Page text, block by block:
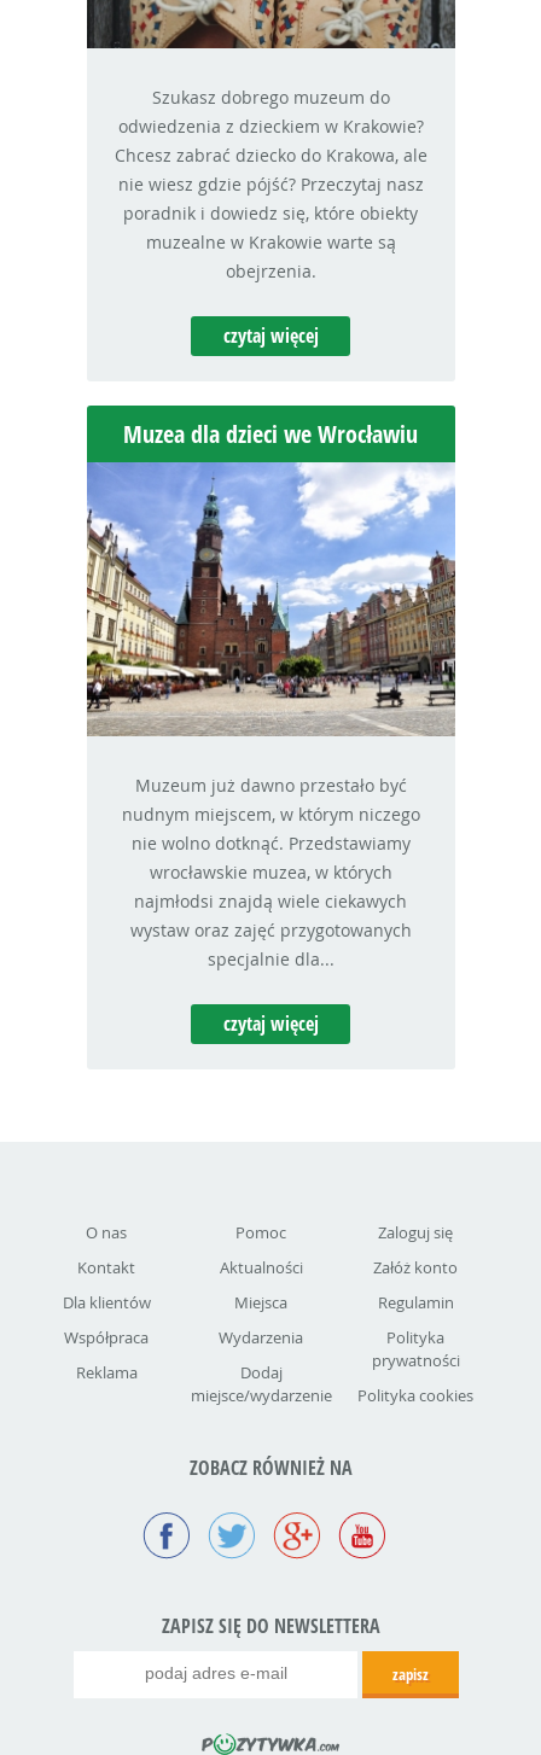
Szukasz dobrego muzeum do
odwiedzenia z dzieckiem w Krakowie?
Chcesz zabrać dziecko do Krakowa, ale
nie wiesz gdzie pójść? Przeczytaj nasz
poradnik i dowiedz się, które obiekty
muzealne w Krakowie warte są
obejrzenia.
czytaj więcej
Muzea dla dzieci we Wrocławiu
Muzeum już dawno przestało być
nudnym miejscem, w którym niczego
nie wolno dotknąć. Przedstawiamy
wrocławskie muzea, w których
najmłodsi znajdą wiele ciekawych
wystaw oraz zajęć przygotowanych
specjalnie dla...
czytaj więcej
O nas
Kontakt
Dla klientów
Współpraca
Reklama
Pomoc
Aktualności
Miejsca
Wydarzenia
Dodaj
miejsce/wydarzenie
Zaloguj się
Załóż konto
Regulamin
Polityka
prywatności
Polityka cookies
ZOBACZ RÓWNIEŻ NA
ZAPISZ SIĘ DO NEWSLETTERA